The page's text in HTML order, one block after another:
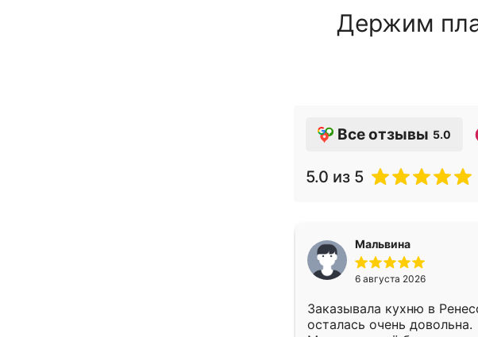
Держим
Все отзывы 5.0
5.0 из 5
Мальвина
6 августа 2026
Заказывала кухню в
осталась очень довольна.